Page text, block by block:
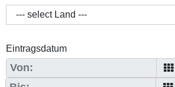
Eintragsdatum